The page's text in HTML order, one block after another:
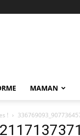
MAMAN
!